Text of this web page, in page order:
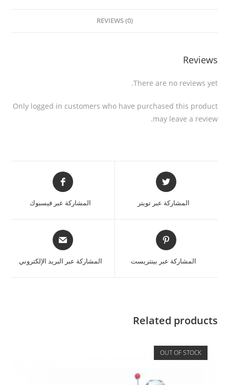
REVIEWS (0)
Reviews
There are no reviews yet.
Only logged in customers who have purchased this product
may leave a review.
المشاركة عبر تويتر المشاركة عبر فيسبوك
المشاركة عبر بينتريست المشاركة عبر البريد الإلكتروني
Related products
OUT OF STOCK